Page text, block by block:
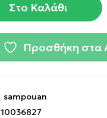
Στο Καλάθι
Προσθήκη στα
sampouan
10036827